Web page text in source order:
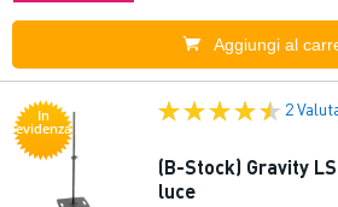
Aggiungi al
In
evidenza
2
(B-Stock) Gravity
luce